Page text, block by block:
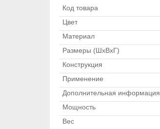
Код товара
Цвет
Материал
Размеры (ШхВхГ)
Конструкция
Применение
Дополнительная информация
Мощность
Вес